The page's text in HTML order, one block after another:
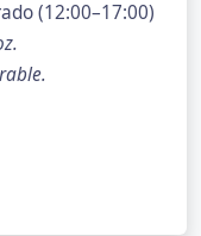
(12:00–17:00)